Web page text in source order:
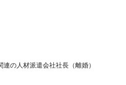
の人材派遣会社社長（離婚）